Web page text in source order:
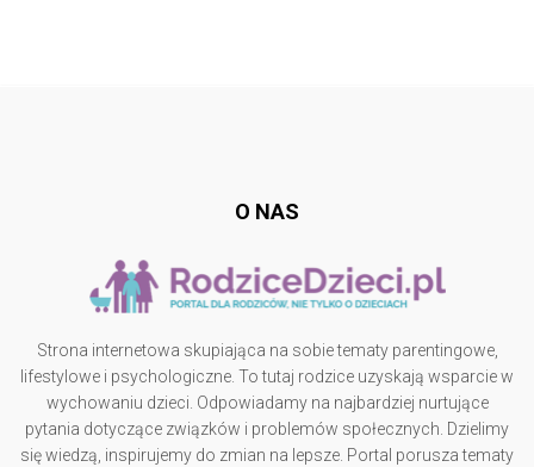
O NAS
Strona internetowa skupiająca na sobie tematy parentingowe,
lifestylowe i psychologiczne. To tutaj rodzice uzyskają wsparcie w
wychowaniu dzieci. Odpowiadamy na najbardziej nurtujące
pytania dotyczące związków i problemów społecznych. Dzielimy
się wiedzą, inspirujemy do zmian na lepsze. Portal porusza tematy